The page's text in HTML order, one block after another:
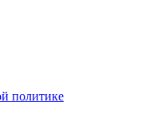
политике